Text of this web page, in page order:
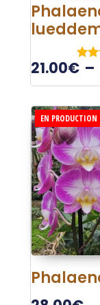
Note
sur
21.00€ –
EN PRODUCTION